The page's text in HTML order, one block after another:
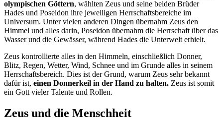
olympischen Göttern, wählten Zeus und seine beiden Brüder
Hades und Poseidon ihre jeweiligen Herrschaftsbereiche im
Universum. Unter vielen anderen Dingen übernahm Zeus den
Himmel und alles darin, Poseidon übernahm die Herrschaft über das
Wasser und die Gewässer, während Hades die Unterwelt erhielt.
Zeus kontrollierte alles in den Himmeln, einschließlich Donner,
Blitz, Regen, Wetter, Wind, Schnee und im Grunde alles in seinem
Herrschaftsbereich. Dies ist der Grund, warum Zeus sehr bekannt
dafür ist, einen Donnerkeil in der Hand zu halten. Zeus ist somit
ein Gott vieler Talente und Rollen.
Zeus und die Menschheit